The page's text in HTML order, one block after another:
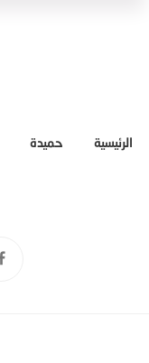
الرئيسية حميدة